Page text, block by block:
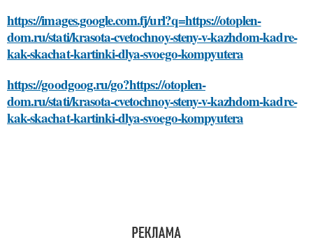
https://images.google.com.fj/url?q=https://otoplen-
dom.ru/stati/krasota-cvetochnoy-steny-v-kazhdom-kadre-
kak-skachat-kartinki-dlya-svoego-kompyutera
https://goodgoog.ru/go?https://otoplen-
dom.ru/stati/krasota-cvetochnoy-steny-v-kazhdom-kadre-
kak-skachat-kartinki-dlya-svoego-kompyutera